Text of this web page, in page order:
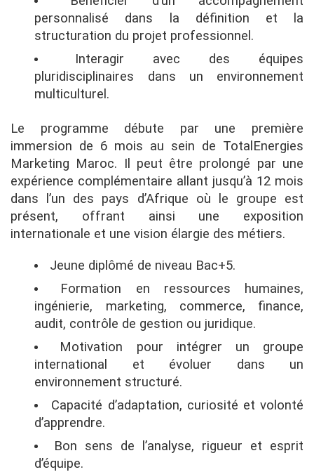
personnalisé dans la définition et la
structuration du projet professionnel.
Interagir avec des équipes
pluridisciplinaires dans un environnement
multiculturel.
Le programme débute par une première
immersion de 6 mois au sein de TotalEnergies
Marketing Maroc. Il peut être prolongé par une
expérience complémentaire allant jusqu’à 12 mois
dans l’un des pays d’Afrique où le groupe est
présent, offrant ainsi une exposition
internationale et une vision élargie des métiers.
Jeune diplômé de niveau Bac+5.
Formation en ressources humaines,
ingénierie, marketing, commerce, finance,
audit, contrôle de gestion ou juridique.
Motivation pour intégrer un groupe
international et évoluer dans un
environnement structuré.
Capacité d’adaptation, curiosité et volonté
d’apprendre.
Bon sens de l’analyse, rigueur et esprit
d’équipe.